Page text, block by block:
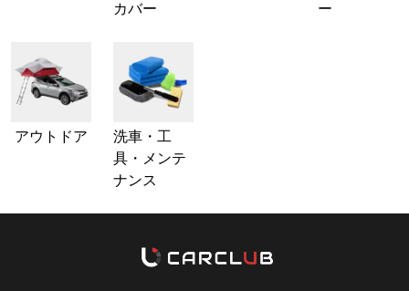
カバー
ー
アウトドア
洗車・工
具・メンテ
ナンス